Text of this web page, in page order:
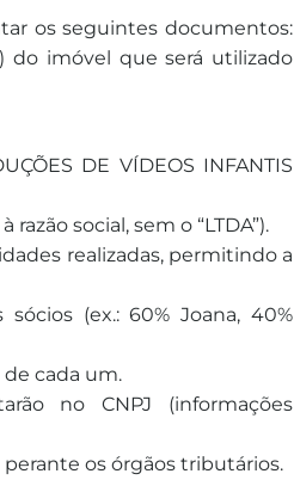
os seguintes documentos:
do imóvel que será utilizado
DE VÍDEOS INFANTIS
social, sem o “LTDA”).
realizadas, permitindo a
(ex.: 60% Joana, 40%
cada um.
no CNPJ (informações
os órgãos tributários.